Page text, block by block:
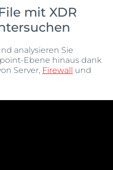
mit XDR
analysieren Sie
Ebene hinaus dank
Server, Firewall und